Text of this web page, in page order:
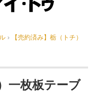
›
【売約済み】栃（トチ）
一枚板テーブ